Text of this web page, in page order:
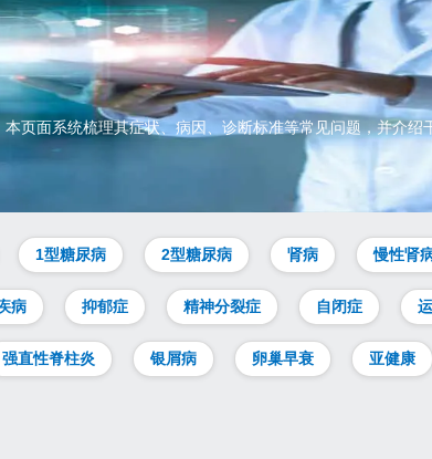
页面系统梳理其症状、病因、诊断标准等常见问题，并介绍
1型糖尿病 2型糖尿病 肾病 慢性肾
病 抑郁症 精神分裂症 自闭症
强直性脊柱炎 银屑病 卵巢早衰 亚健康